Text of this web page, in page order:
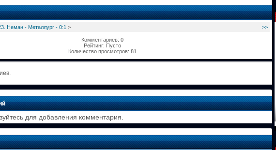
Неман - Металлург - 0:1 > >>
Комментариев: 0
Рейтинг: Пусто
Количество просмотров: 81
для добавления комментария.